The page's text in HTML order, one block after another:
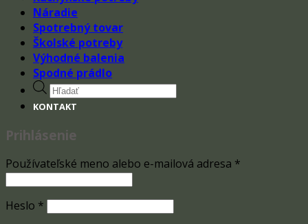
Náradie
Spotrebný tovar
Školské potreby
Výhodné balenia
Spodné prádlo
Products
search
KONTAKT
Prihlásenie
Používateľské meno alebo e-mailová adresa *
Heslo *